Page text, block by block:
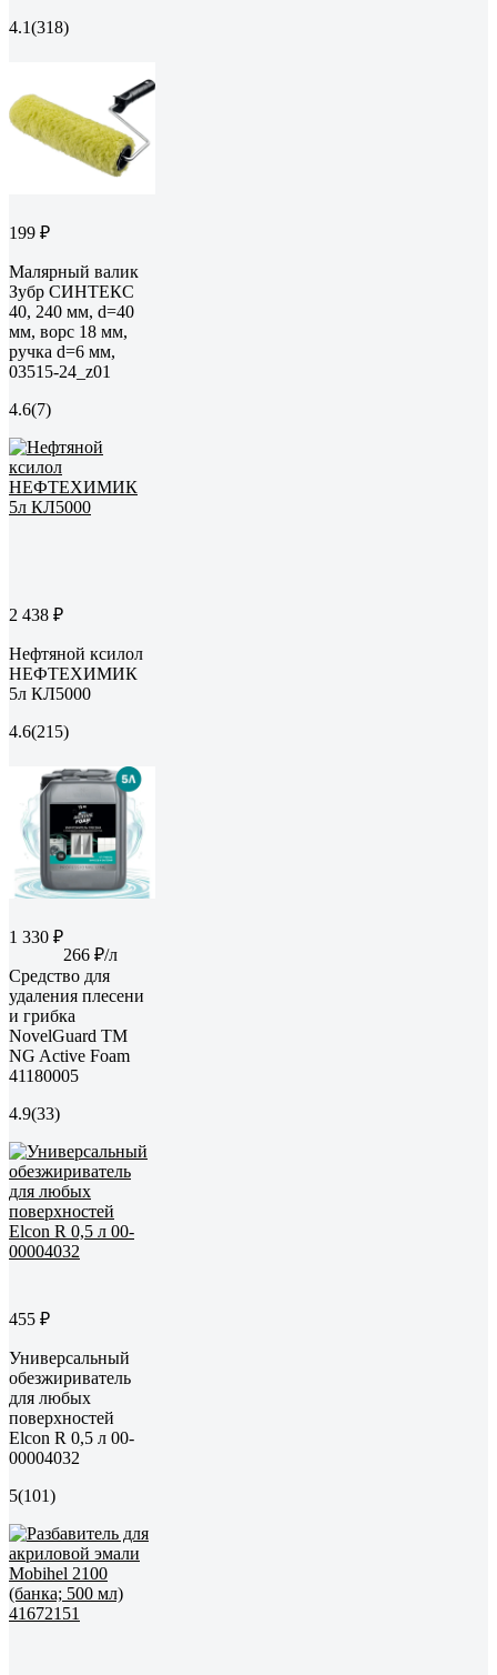
4.1(318)
199 ₽
Малярный валик
Зубр СИНТЕКС
40, 240 мм, d=40
мм, ворс 18 мм,
ручка d=6 мм,
03515-24_z01
4.6(7)
2 438 ₽
Нефтяной ксилол
НЕФТЕХИМИК
5л КЛ5000
4.6(215)
1 330 ₽
266 ₽/л
Средство для
удаления плесени
и грибка
NovelGuard ТМ
NG Active Foam
41180005
4.9(33)
455 ₽
Универсальный
обезжириватель
для любых
поверхностей
Elcon R 0,5 л 00-
00004032
5(101)